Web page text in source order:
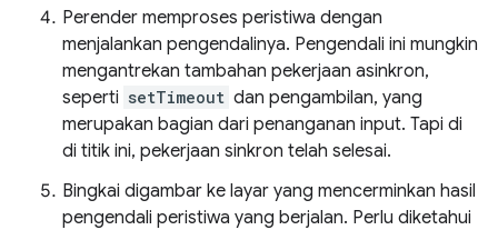
Perender memproses peristiwa dengan
menjalankan pengendalinya. Pengendali ini mungkin
mengantrekan tambahan pekerjaan asinkron,
seperti setTimeout dan pengambilan, yang
merupakan bagian dari penanganan input. Tapi di
di titik ini, pekerjaan sinkron telah selesai.
Bingkai digambar ke layar yang mencerminkan hasil
pengendali peristiwa yang berjalan. Perlu diketahui